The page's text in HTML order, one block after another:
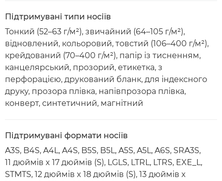
Підтримувані типи носіїв
Тонкий (52–63 г/м²), звичайний (64–105 г/м²),
відновлений, кольоровий, товстий (106–400 г/м²),
крейдований (70–400 г/м²), папір із тисненням,
канцелярський, прозорий, етикетка, з
перфорацією, друкований бланк, для індексного
друку, прозора плівка, напівпрозора плівка,
конверт, синтетичний, магнітний
Підтримувані формати носіїв
A3S, B4S, A4L, A4S, B5S, B5L, A5S, A5L, A6S, SRA3S,
11 дюймів x 17 дюймів (S), LGLS, LTRL, LTRS, EXE_L,
STMTS, 12 дюймів x 18 дюймів (S), 13 дюймів x